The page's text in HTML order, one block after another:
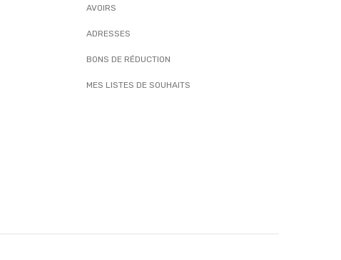
AVOIRS
ADRESSES
BONS DE RÉDUCTION
MES LISTES DE SOUHAITS